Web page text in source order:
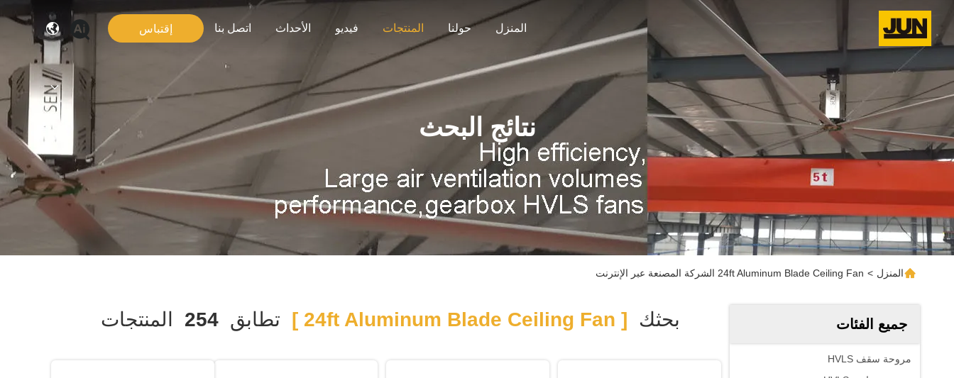
المنزل حولنا المنتجات فيديو الأحداث اتصل بنا إقتباس
نتائج البحث
المنزل > 24ft Aluminum Blade Ceiling Fan الشركة المصنعة عبر الإنترنت
جميع الفئات
مروحة سقف HVLS
بحثك [ 24ft Aluminum Blade Ceiling Fan ] تطابق 254 المنتجات